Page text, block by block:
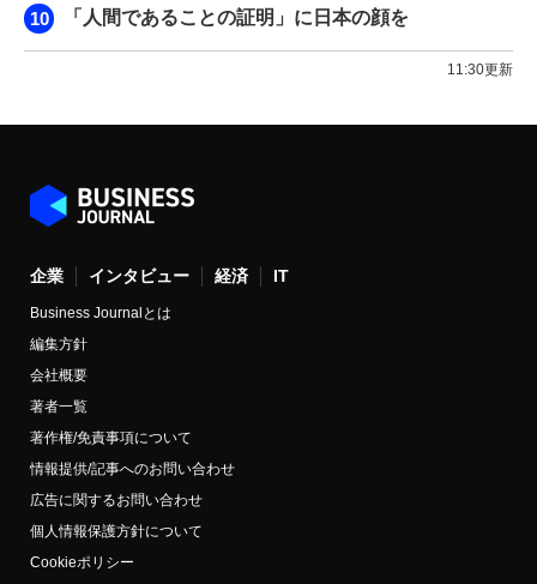
「人間であることの証明」に日本の顔を
11:30更新
企業 インタビュー 経済 IT
Business Journalとは
編集方針
会社概要
著者一覧
著作権/免責事項について
情報提供/記事へのお問い合わせ
広告に関するお問い合わせ
個人情報保護方針について
Cookieポリシー